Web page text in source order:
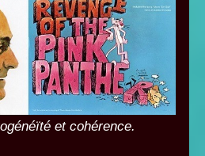
et cohérence.